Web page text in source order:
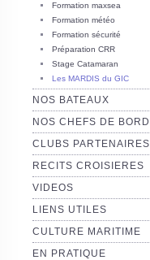
Formation maxsea
Formation météo
Formation sécurité
Préparation CRR
Stage Catamaran
Les MARDIS du GIC
NOS BATEAUX
NOS CHEFS DE BORD
CLUBS PARTENAIRES
RECITS CROISIERES
VIDEOS
LIENS UTILES
CULTURE MARITIME
EN PRATIQUE